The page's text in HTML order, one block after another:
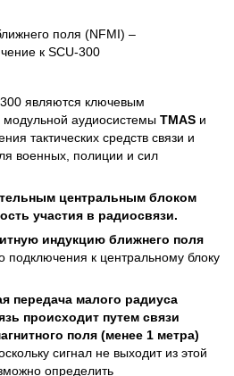
поля (NFMI) –
к SCU-300
являются ключевым
модульной аудиосистемы TMAS и
тактических средств связи и
военных, полиции и сил
центральным блоком
участия в радиосвязи.
индукцию ближнего поля
подключения к центральному блоку
передача малого радиуса
происходит путем связи
поля (менее 1 метра)
сигнал не выходит из этой
определить